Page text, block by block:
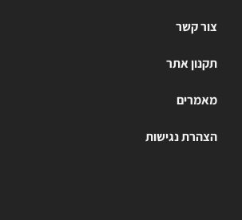
צור קשר
תקנון אתר
מאמרים
הצהרת נגישות